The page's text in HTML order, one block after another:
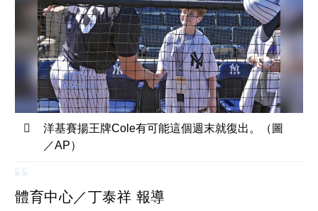
洋基賽揚王牌Cole有可能這個週末就復出。（圖
／AP）
體育中心／丁泰祥 報導